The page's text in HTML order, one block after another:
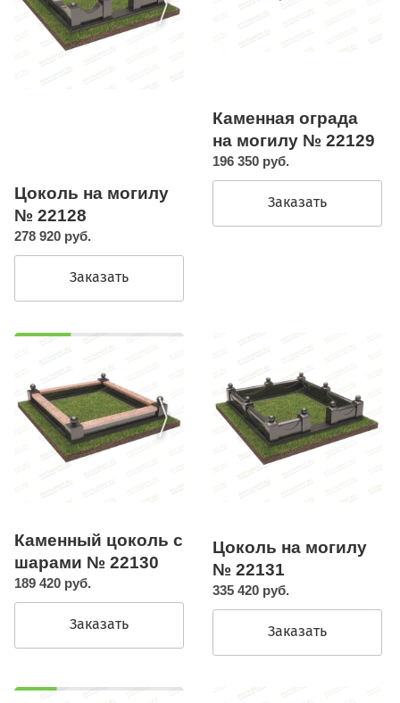
Цоколь на могилу
№ 22128
278 920 руб.
Заказать
Каменная ограда
на могилу № 22129
196 350 руб.
Заказать
Каменный цоколь с
шарами № 22130
189 420 руб.
Заказать
Цоколь на могилу
№ 22131
335 420 руб.
Заказать